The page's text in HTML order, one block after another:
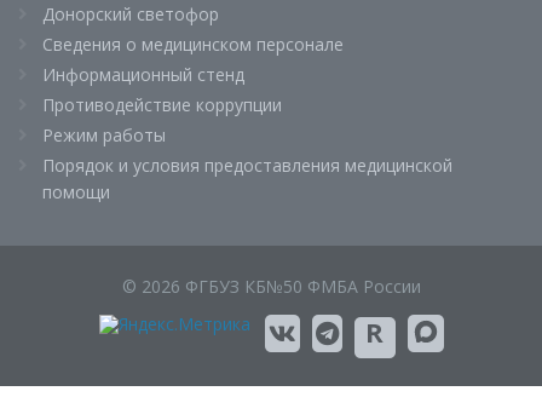
Донорский светофор
Сведения о медицинском персонале
Информационный стенд
Противодействие коррупции
Режим работы
Порядок и условия предоставления медицинской
помощи
© 2026 ФГБУЗ КБ№50 ФМБА России
R